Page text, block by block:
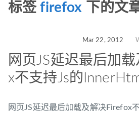
标签firefox 下的文
Mar 22, 2012
网页JS延迟最后加
x不支持Js的
网页JS延迟最后加载及解决Firefox